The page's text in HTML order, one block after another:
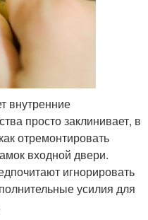
внутренние
просто заклинивает, в
отремонтировать
входной двери.
игнорировать
усилия для